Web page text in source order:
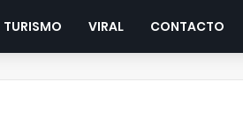
TURISMO VIRAL CONTACTO